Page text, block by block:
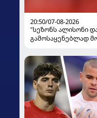
20:50/07-08-2026
"სეზონს ალისონი
გამოსაყენებლად
ყოფილმა მეკარემ